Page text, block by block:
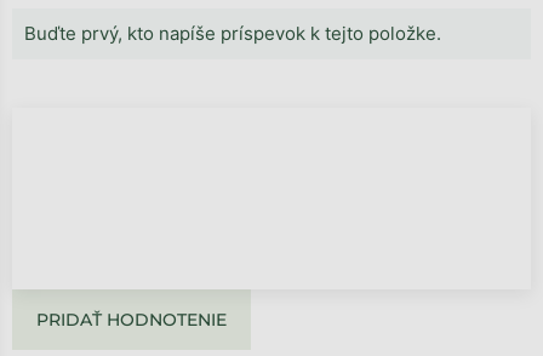
Buďte prvý, kto napíše príspevok k tejto položke.
PRIDAŤ HODNOTENIE